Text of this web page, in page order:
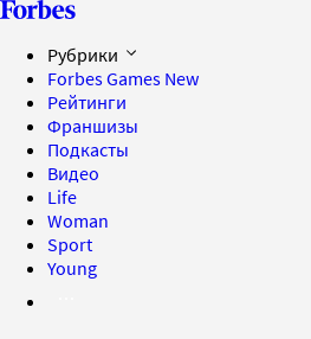
Рубрики
Forbes Games New
Рейтинги
Франшизы
Подкасты
Видео
Life
Woman
Sport
Young